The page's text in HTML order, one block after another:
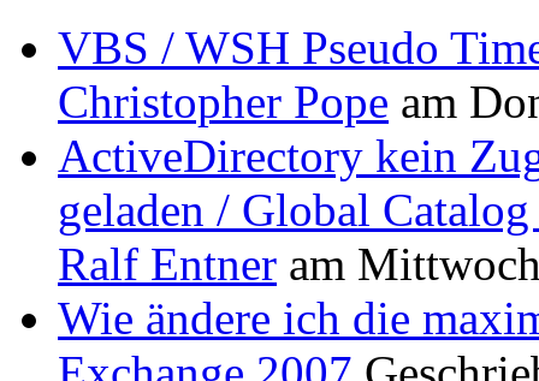
VBS / WSH Pseudo
Christopher Pope am
ActiveDirectory kein
geladen / Global
Ralf Entner am
Wie ändere ich die